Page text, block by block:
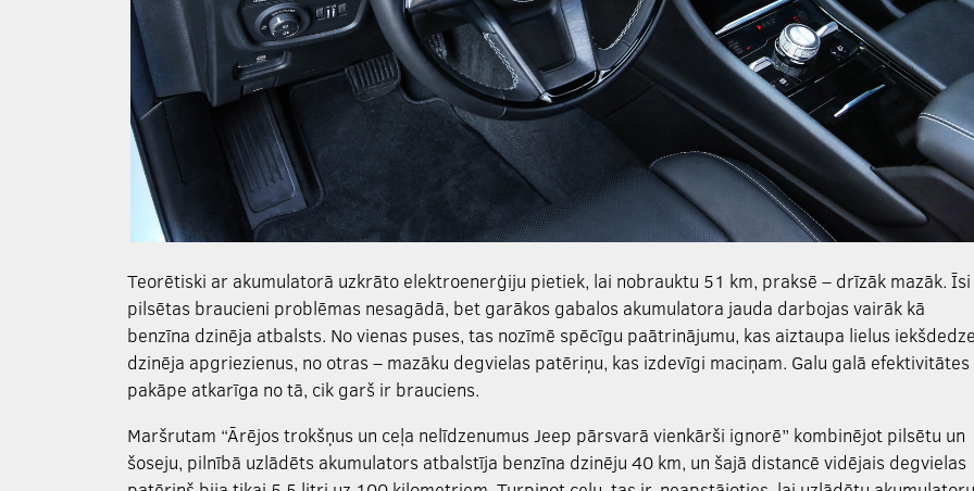
Teorētiski ar akumulatorā uzkrāto elektroenerģiju pietiek, lai nobrauktu 51 km, praksē – drīzāk mazāk. Īsi
pilsētas braucieni problēmas nesagādā, bet garākos gabalos akumulatora jauda darbojas vairāk kā
benzīna dzinēja atbalsts. No vienas puses, tas nozīmē spēcīgu paātrinājumu, kas aiztaupa lielus
dzinēja apgriezienus, no otras – mazāku degvielas patēriņu, kas izdevīgi maciņam. Galu galā efektivitātes
pakāpe atkarīga no tā, cik garš ir brauciens.
Maršrutam “Ārējos trokšņus un ceļa nelīdzenumus Jeep pārsvarā vienkārši ignorē” kombinējot pilsētu un
šoseju, pilnībā uzlādēts akumulators atbalstīja benzīna dzinēju 40 km, un šajā distancē vidējais degvielas